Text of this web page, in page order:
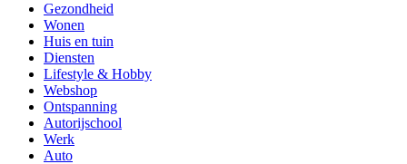
Gezondheid
Wonen
Huis en tuin
Diensten
Lifestyle & Hobby
Webshop
Ontspanning
Autorijschool
Werk
Auto